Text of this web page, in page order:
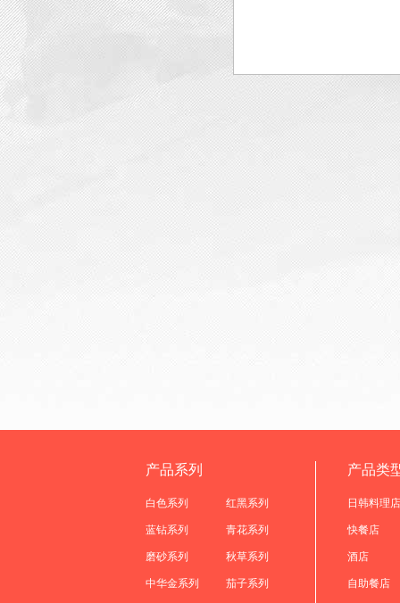
产品系列
白色系列 红黑系列
蓝钻系列 青花系列
磨砂系列 秋草系列
中华金系列 茄子系列
产品类
日韩料理店
快餐店
酒店
自助餐店